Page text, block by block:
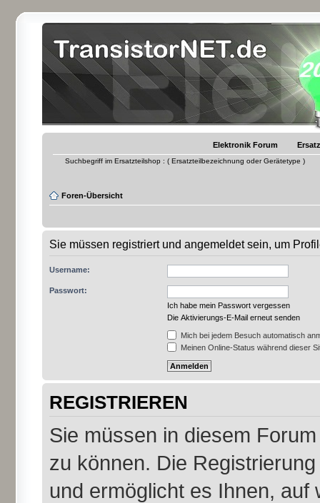
Elektronik Forum
Suchbegriff im Ersatzteilshop : ( Ersatzteilbezeichnung oder Gerätetype )
Foren-Übersicht
Sie müssen registriert und angemeldet sein, um
Username:
Passwort:
Ich habe mein Passwort vergessen
Die Aktivierungs-E-Mail erneut senden
Mich bei jedem Besuch automatisch
Meinen Online-Status während dieser
REGISTRIEREN
Sie müssen in diesem
zu können. Die
und ermöglicht es Ihnen,